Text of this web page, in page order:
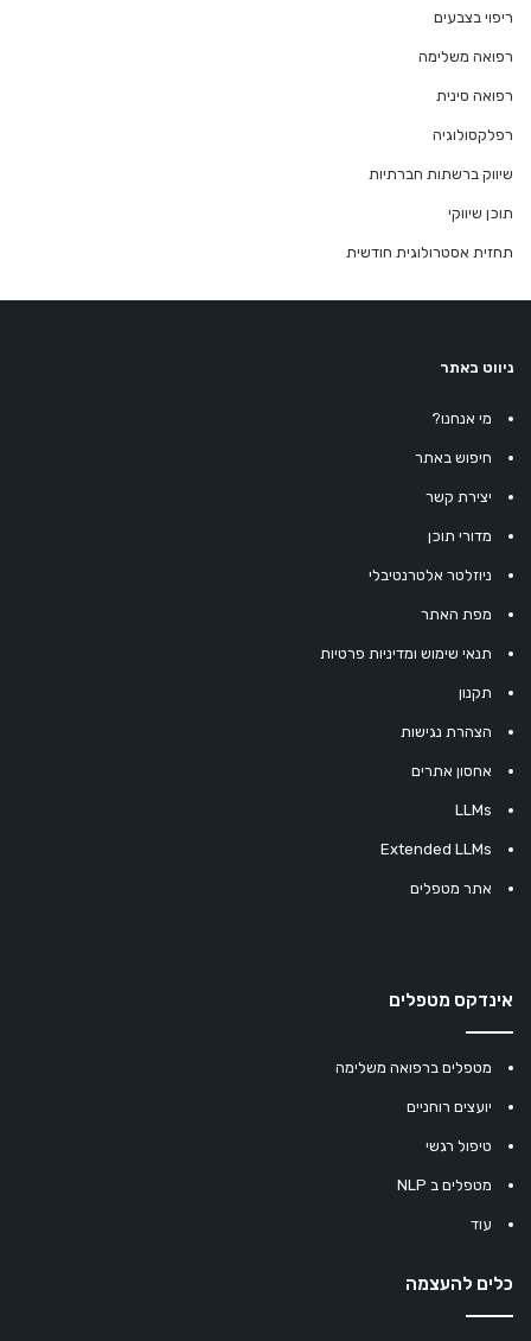
ריפוי בצבעים
רפואה משלימה
רפואה סינית
רפלקסולוגיה
שיווק ברשתות חברתיות
תוכן שיווקי
תחזית אסטרולוגית חודשית
ניווט באתר
מי אנחנו?
חיפוש באתר
יצירת קשר
מדורי תוכן
ניוזלטר אלטרנטיבלי
מפת האתר
תנאי שימוש ומדיניות פרטיות
תקנון
הצהרת נגישות
אחסון אתרים
LLMs
Extended LLMs
אתר מטפלים
אינדקס מטפלים
מטפלים ברפואה משלימה
יועצים רוחניים
טיפול רגשי
מטפלים ב NLP
עוד
כלים להעצמה